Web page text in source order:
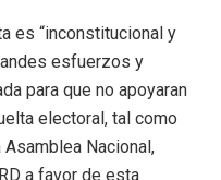
es “inconstitucional y
esfuerzos y
para que no apoyaran
electoral, tal como
Nacional,
a favor de esta